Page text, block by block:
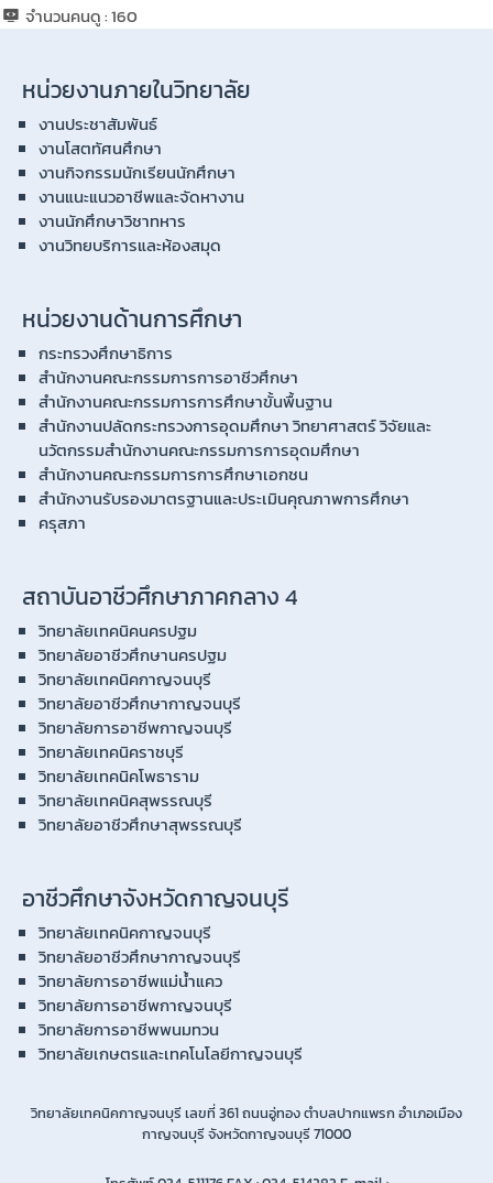
จำนวนคนดู :160
หน่วยงานภายในวิทยาลัย
งานประชาสัมพันธ์
งานโสตทัศนศึกษา
งานกิจกรรมนักเรียนนักศึกษา
งานแนะแนวอาชีพและจัดหางาน
งานนักศึกษาวิชาทหาร
งานวิทยบริการและห้องสมุด
หน่วยงานด้านการศึกษา
กระทรวงศึกษาธิการ
สำนักงานคณะกรรมการการอาชีวศึกษา
สำนักงานคณะกรรมการการศึกษาขั้นพื้นฐาน
สำนักงานปลัดกระทรวงการอุดมศึกษา วิทยาศาสตร์ วิจัยและ
นวัตกรรมสำนักงานคณะกรรมการการอุดมศึกษา
สำนักงานคณะกรรมการการศึกษาเอกชน
สำนักงานรับรองมาตรฐานและประเมินคุณภาพการศึกษา
ครุสภา
สถาบันอาชีวศึกษาภาคกลาง 4
วิทยาลัยเทคนิคนครปฐม
วิทยาลัยอาชีวศึกษานครปฐม
วิทยาลัยเทคนิคกาญจนบุรี
วิทยาลัยอาชีวศึกษากาญจนบุรี
วิทยาลัยการอาชีพกาญจนบุรี
วิทยาลัยเทคนิคราชบุรี
วิทยาลัยเทคนิคโพธาราม
วิทยาลัยเทคนิคสุพรรณบุรี
วิทยาลัยอาชีวศึกษาสุพรรณบุรี
อาชีวศึกษาจังหวัดกาญจนบุรี
วิทยาลัยเทคนิคกาญจนบุรี
วิทยาลัยอาชีวศึกษากาญจนบุรี
วิทยาลัยการอาชีพแม่น้ำแคว
วิทยาลัยการอาชีพกาญจนบุรี
วิทยาลัยการอาชีพพนมทวน
วิทยาลัยเกษตรและเทคโนโลยีกาญจนบุรี
วิทยาลัยเทคนิคกาญจนบุรี เลขที่ 361 ถนนอู่ทอง ตำบลปากแพรก อำเภอเมือง
กาญจนบุรี จังหวัดกาญจนบุรี 71000